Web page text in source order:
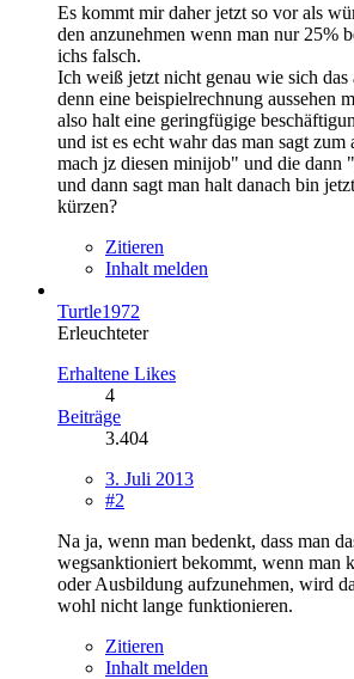
Es kommt mir daher jetzt so vor als
den anzunehmen wenn man nur 25%
ichs falsch.
Ich weiß jetzt nicht genau wie sich
denn eine beispielrechnung aussehen
also halt eine geringfügige
und ist es echt wahr das man sagt
mach jz diesen minijob" und die dann
und dann sagt man halt danach bin
kürzen?
Zitieren
Inhalt melden
Turtle1972
Erleuchteter
Erhaltene Likes
4
Beiträge
3.404
3. Juli 2013
#2
Na ja, wenn man bedenkt, dass man
wegsanktioniert bekommt, wenn man
oder Ausbildung aufzunehmen, wird
wohl nicht lange funktionieren.
Zitieren
Inhalt melden